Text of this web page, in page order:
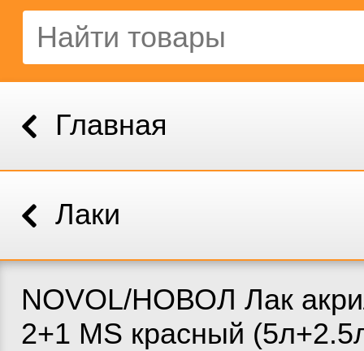
Главная
Лаки
NOVOL/НОВОЛ Лак
2+1 MS красный